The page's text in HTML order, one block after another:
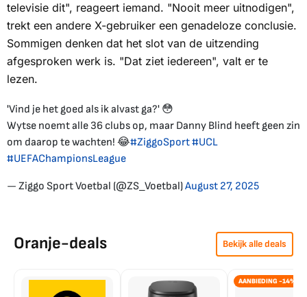
televisie dit", reageert iemand. "Nooit meer uitnodigen",
trekt een andere X-gebruiker een genadeloze conclusie.
Sommigen denken dat het slot van de uitzending
afgesproken werk is. "Dat ziet iedereen", valt er te
lezen.
'Vind je het goed als ik alvast ga?' 😳
Wytse noemt alle 36 clubs op, maar Danny Blind heeft geen zin
om daarop te wachten! 😂#ZiggoSport#UCL
#UEFAChampionsLeague
— Ziggo Sport Voetbal (@ZS_Voetbal)August 27, 2025
Oranje-deals Bekijk alle deals
AANBIEDING -14%